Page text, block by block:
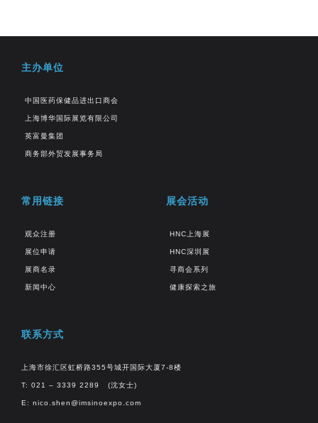
主办单位
中国医药保健品进出口商会
上海博华国际展览有限公司
英富曼集团
商务部外贸发展事务局
常用链接
观众注册
展位申请
展商名录
新闻中心
展会活动
HNC上海展
HNC深圳展
寻商会系列
健康探索之旅
联系方式
上海市徐汇区虹桥路355号城开国际大厦7-8楼
T: 021 – 3339 2289 (沈女士)
E: nico.shen@imsinoexpo.com